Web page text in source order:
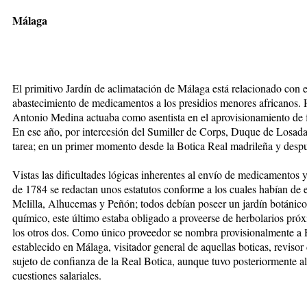
Málaga
El primitivo Jardín de aclimatación de Málaga está relacionado con
abastecimiento de medicamentos a los presidios menores
Antonio Medina actuaba como asentista en el aprovisionamiento
En ese año, por intercesión del Sumiller de Corps, Duque de
tarea; en un primer momento desde la Botica Real madrileña y
Vistas las dificultades lógicas inherentes al envío de medicamentos
de 1784 se redactan unos estatutos conforme a los cuales habían
Melilla, Alhucemas y Peñón; todos debían poseer un jardín
químico, este último estaba obligado a proveerse de herbolarios
los otros dos. Como único proveedor se nombra provisionalmente a
establecido en Málaga, visitador general de aquellas boticas,
sujeto de confianza de la Real Botica, aunque tuvo posteriormente
cuestiones salariales.